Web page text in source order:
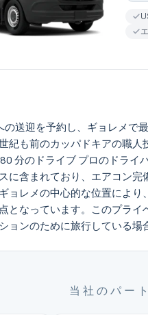
送迎を予約し、ギョレメ
も前のカッパドキアの職
分のドライブ プロのドラ
含まれており、エアコン
レメの中心的な位置によ
なっています。このプラ
ンのために旅行している
当社のパー